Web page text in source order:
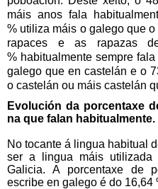
máis anos fala
% utiliza máis o galego que
rapaces e as rapazas
% habitualmente sempre
galego que en castelán e o
o castelán ou máis castelán
Evolución da porcentaxe
na que falan habitualmente.
No tocante á lingua habitual
ser a lingua máis utilizada
Galicia. A porcentaxe de
escribe en galego é do 16,64